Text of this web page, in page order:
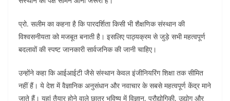
प्रो. सलीम का कहना है कि पारदर्शिता किसी भी शैक्षणिक संस्थान की
विश्वसनीयता को मजबूत बनाती है। इसलिए पाठ्यक्रम से जुड़े सभी महत्वपूर्ण
बदलावों की स्पष्ट जानकारी सार्वजनिक की जानी चाहिए।
उन्होंने कहा कि आईआईटी जैसे संस्थान केवल इंजीनियरिंग शिक्षा तक सीमित
नहीं हैं। ये देश में वैज्ञानिक अनुसंधान और नवाचार के सबसे महत्वपूर्ण केंद्र माने
जाते हैं। यहां तैयार होने वाले छात्र भविष्य में विज्ञान, प्रौद्योगिकी, उद्योग और